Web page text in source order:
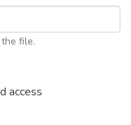
file.
access